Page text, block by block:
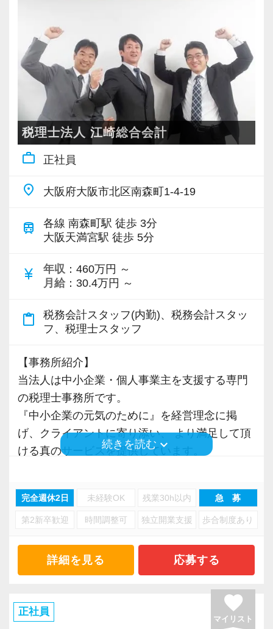
igsh=MnE4OWRya3JjZjE3
TikTok版
https://vt.tiktok.com/ZS6qQwH8E/
・コミュニケーション能力のある方
・向上心のある方
・粘り強く継続的に努力できる方
【採用サイト】
採用サイトも公開しております！ぜひご覧くだ
さい(^ ^)
https://heartland-tax.com/recruit/
【事務所紹介動画】
元国税OB・じてこ先生のYouTubeで、弊社の得
意分野や給与体制について取材いただきまし
「スタッフインタビュー」や「今後のグループ
目標」、「面接で重要視するポイント」なども
(^ ^)
◆2024年の取材：元国税調査官かつ現役税理士
の笹先生のYouTubeで、弊社の最新の状況を改
めて取材いただきました。
◆2022年の取材：前編【独立より稼げる？！】
なスタイルで働ける理想の税理士法人！採用基
準を更に深掘り
◆オフィス環境
半期単位でのスキルアップ目標設定と月2回の
1on1ミーティング
【社内環境】
スタッフは30歳代が中心で、明るく元気なチー
ムです
割合としては、女性スタッフの方が若干多いで
す
なで話をして進めています
【待遇】
昇給は半期ごとの評価の結果を踏まえて、年1回
賞与は半期ごとの評価により決まります
勤もありません
みんなで協力して、有給休暇もしっかり取得す
Q.現在はどのような仕事をしていますか？
A.私は介護チームに所属し、介護事業を中心と
したコンサルティング業務を行っています。そ
の他にも動物病院開業セミナーの講師を担当す
るほか、新規開業支援にも取り組んでいます。
幅広い業種のクライアントを担当しています
が、多くは医療機関であるため医療法人の分院
展開や事業運営についての相談にも対応してい
担当していることで合併分割などの組織再編業
い。
A.記帳代行を請け負い決算書と申告書を作成す
言われており、私も間違いなくそうなると思い
ます。だからこそ私は、介護事業に対する支援
の質を高めることでAIにはない付加価値を追求
していきたいと考えています。FIAは、それぞれ
の専門分野において質の高いサービスを提供で
きる事が強みの一つです。高付加価値なサービ
スを提供していくには、情報をインプット・ア
ウトプットし続けることが大切と考えていま
当社では「スタッフ一人ひとりの幸せがあって
きる」と考えております。
働きやすい環境をテーマに、誰もがスキルアッ
る環境作りを追求しています。
あなたも、自分らしく充実した人生を手に入れ
税理士資格を目指しながら働いている受験生の
方が多数在籍しています。
社内には勉強ができる共有スペースがあるので
就業前に勉強しているスタッフや仕事終わりに
専門学校へ通学しているスタッフも。
当社からは毎年税理士試験科目合格者や官報合
格者が輩出しています。
試験前には有給休暇とは別に3日間の試験休暇も
試験合格へ向けて全面的なサポート、試験休暇
人一人の人生設計に応じた働き方を支援してい
ます。
【会計スタッフの仕事内容】
算表を作るのが主な仕事です。
ルーチンの仕事だけではなく、成長に見合った
す。
先輩社員が教育担当として付きますので一から
学び、スキルを身に付けることができます。
同時に試験勉強やプライベートの時間もしっか
り確保して、充実したライフスタイルを実現で
【先輩スタッフの声】
会計グループ・2017年入社
A.専門的な知識が必要な業界へ、未経験で転
職。もちろん簡単な事ではありませんでした
が、「せっかく転職するのだから今までの自分
より成長できる職場で働きたい」という軸を持
オフィスは新大阪駅から徒歩5分で雨に濡れずに
通勤できる立地にあり、アクセスも抜群です。
日商簿記3級をお持ちの方であれば、すぐに仕事
にも慣れていただけると思います。
当社でじっくり経験と知識を積み、試験勉強や
ご家庭との両立をしながら、長く活躍してくだ
さい。
【内勤業務を中心にお任せします！】
パート・アルバイトの方には、所内での業務が
中心となります。
入力業務、仕訳作業、記帳代行、確定申告、年
任せします。
一通りの業務に慣れて頂きましたら、その他の
す。
基礎を着実に学びながら、どんどん自分ができ
る領域を広げていってください。
時間をしっかり確保して、実務経験を積みたい
方にぴったりな環境です。
勤務日数や時間も気軽に相談がしやすいです。
無理なく両立したいとお考えの方は、当社にご
応募ください。
【税理士資格を目指している方＆目指そうと考
えている方へ】
税理士資格を目指しながら働いている受験生の
方が多数在籍しています。
社内には勉強ができる共有スペースがあるので
税理士法人 江崎総合会計
work_outline 正社員
place 大阪府大阪市北区南森町1-4-19
train
各線 南森町駅 徒歩 3分
大阪天満宮駅 徒歩 5分
currency_yen 年収 ：460万円 ～
月給 ：30.4万円 ～
content_paste
税務会計スタッフ(内勤)、税務会計スタッ
フ、税理士スタッフ
【事務所紹介】
当法人は中小企業・個人事業主を支援する専門
の税理士事務所です。
『中小企業の元気のために』を経営理念に掲
げ、クライアントに寄り添い、 より満足して頂
ける真のサービスを提供しています。
ました。
候補者を求めています！】
今回、クライアント増加とより一層のサービス
向上を目指し、「大阪事務所」で社員の増員を
行っています。
続きを読むkeyboard_arrow_down
完全週休2日 未経験OK 残業30h以内 急 募
第2新卒歓迎 時間調整可 独立開業支援 歩合制度あり
詳細を見る 応募する
正社員 favorite
マイリスト